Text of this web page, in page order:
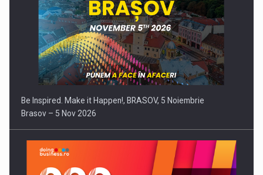
Be Inspired. Make it Happen!, BRASOV, 5 Noiembrie
Brasov – 5 Nov 2026